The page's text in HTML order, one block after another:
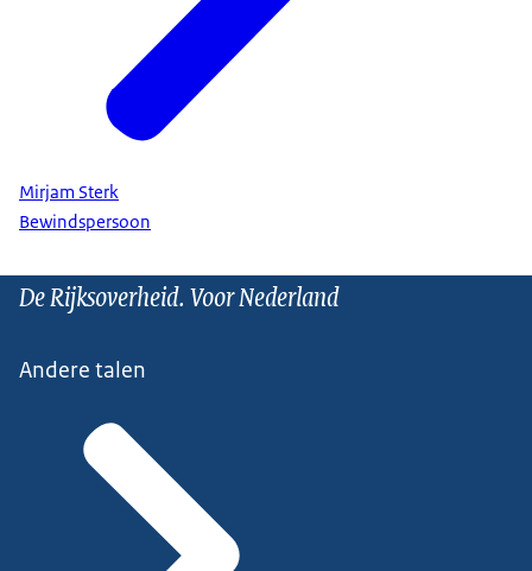
Mirjam Sterk
Bewindspersoon
De Rijksoverheid. Voor Nederland
Andere talen